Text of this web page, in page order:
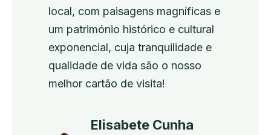
local, com paisagens magníficas e
um património histórico e cultural
exponencial, cuja tranquilidade e
qualidade de vida são o nosso
melhor cartão de visita!
Elisabete Cunha